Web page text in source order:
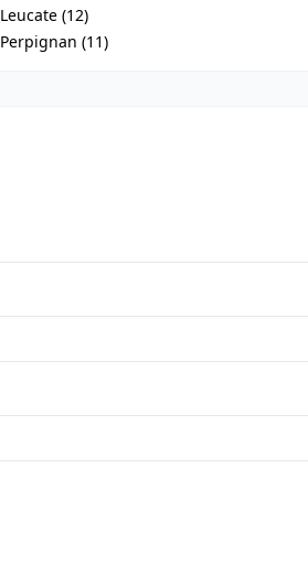
Leucate (12)
Perpignan (11)